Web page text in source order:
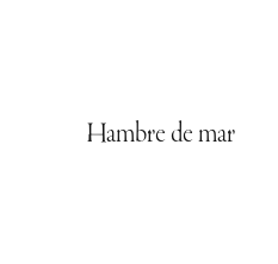
Hambre de mar